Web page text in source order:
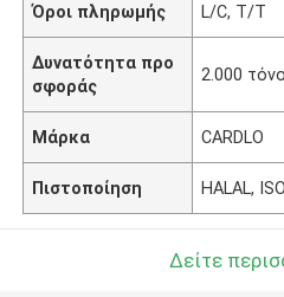
Όροι πληρωμής L/C, T/T
Δυνατότητα προ
σφοράς
2.000
Μάρκα CARDLO
Πιστοποίηση HALAL,
Δείτε